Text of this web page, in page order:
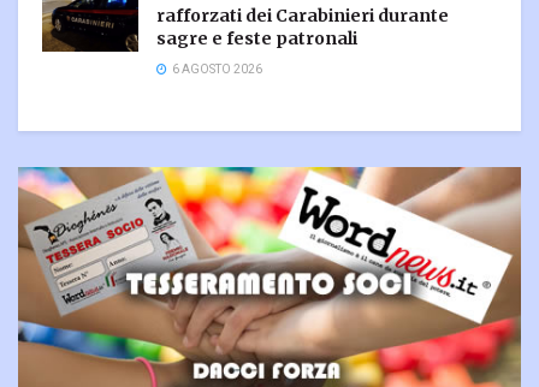
rafforzati dei Carabinieri durante
sagre e feste patronali
6 AGOSTO 2026